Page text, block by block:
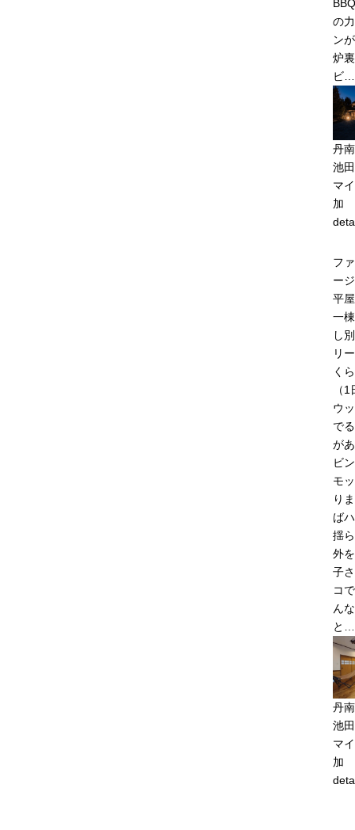
の
ン
炉
ビ…
丹南
池
マ
加
フ
ー
平
一
し
リ
く
（
ウ
で
が
ビ
モ
り
ば
揺
外
子
コ
ん
と…
丹南
池
マ
加